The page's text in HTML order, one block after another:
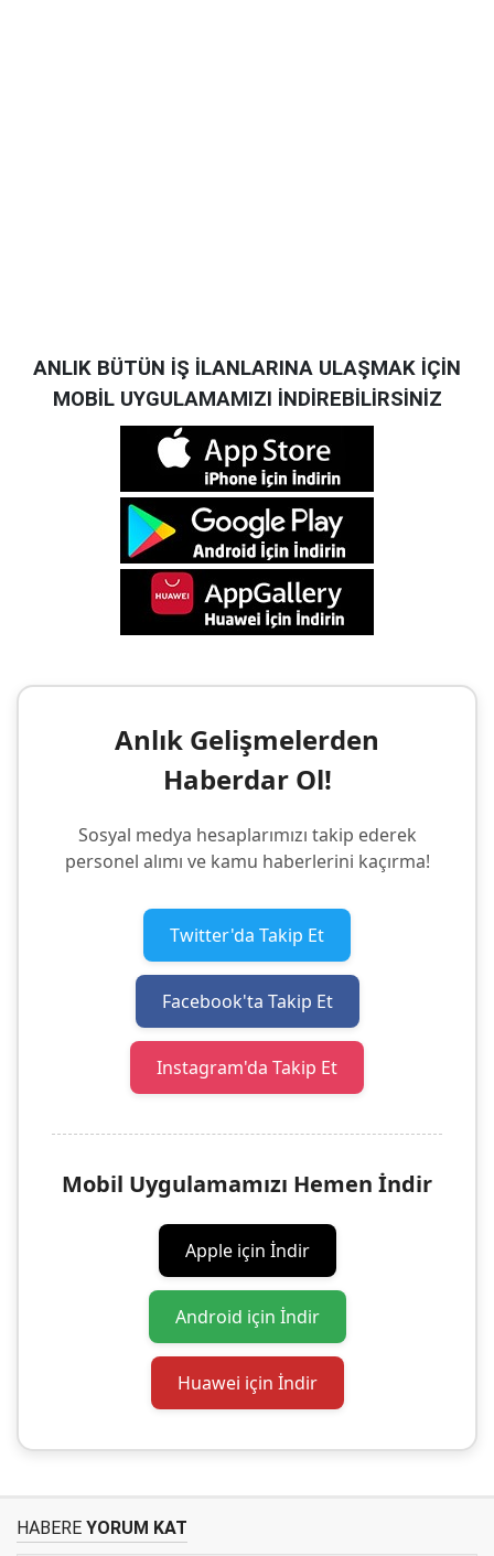
ANLIK BÜTÜN İŞ İLANLARINA ULAŞMAK İÇİN
MOBİL UYGULAMAMIZI İNDİREBİLİRSİNİZ
Anlık Gelişmelerden
Haberdar Ol!
Sosyal medya hesaplarımızı takip ederek
personel alımı ve kamu haberlerini kaçırma!
Twitter'da Takip Et
Facebook'ta Takip Et
Instagram'da Takip Et
Mobil Uygulamamızı Hemen İndir
Apple için İndir
Android için İndir
Huawei için İndir
HABERE YORUM KAT